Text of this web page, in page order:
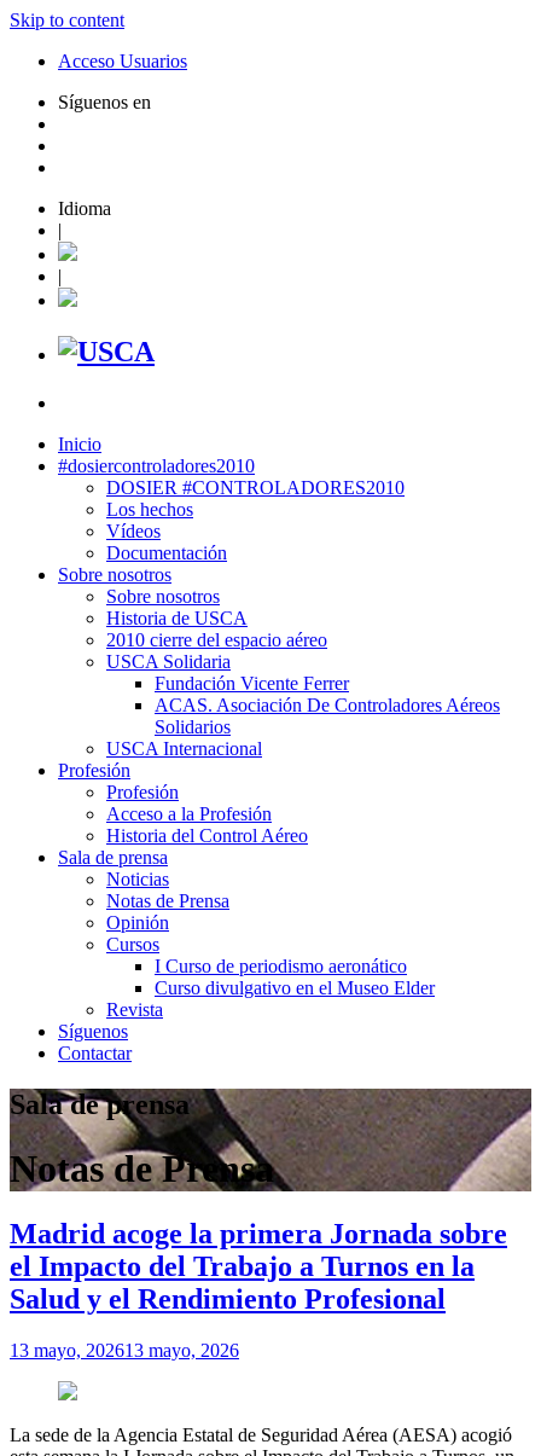
Skip to content
Acceso Usuarios
Síguenos en
Idioma
|
|
Inicio
#dosiercontroladores2010
DOSIER #CONTROLADORES2010
Los hechos
Vídeos
Documentación
Sobre nosotros
Sobre nosotros
Historia de USCA
2010 cierre del espacio aéreo
USCA Solidaria
Fundación Vicente Ferrer
ACAS. Asociación De Controladores Aéreos
Solidarios
USCA Internacional
Profesión
Profesión
Acceso a la Profesión
Historia del Control Aéreo
Sala de prensa
Noticias
Notas de Prensa
Opinión
Cursos
I Curso de periodismo aeronático
Curso divulgativo en el Museo Elder
Revista
Síguenos
Contactar
Sala de prensa
Notas de Prensa
Madrid acoge la primera Jornada sobre
el Impacto del Trabajo a Turnos en la
Salud y el Rendimiento Profesional
13 mayo, 202613 mayo, 2026
La sede de la Agencia Estatal de Seguridad Aérea (AESA) acogió